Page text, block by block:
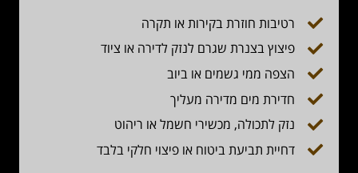
רטיבות חוזרת בקירות או תקרה
פיצוץ בצנרת שגרם לנזק לדירה או ציוד
הצפה ממי גשמים או ביוב
חדירת מים מדירה מעליך
נזק לתכולה, מכשירי חשמל או ריהוט
דחיית תביעת ביטוח או פיצוי חלקי בלבד